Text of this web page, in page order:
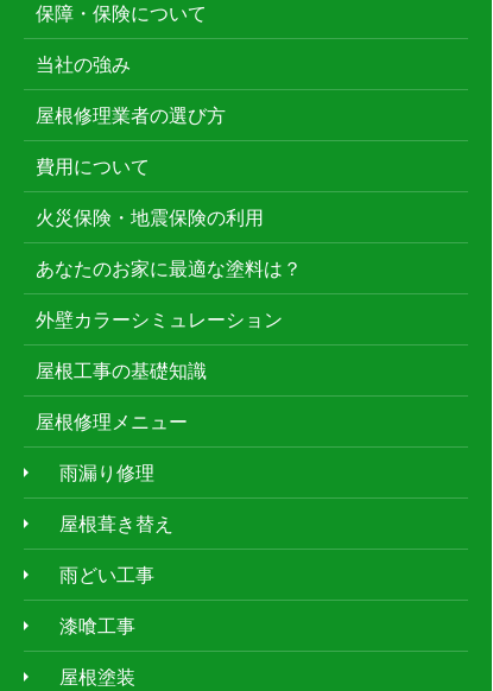
保障・保険について
当社の強み
屋根修理業者の選び方
費用について
火災保険・地震保険の利用
あなたのお家に最適な塗料は？
外壁カラーシミュレーション
屋根工事の基礎知識
屋根修理メニュー
雨漏り修理
屋根葺き替え
雨どい工事
漆喰工事
屋根塗装